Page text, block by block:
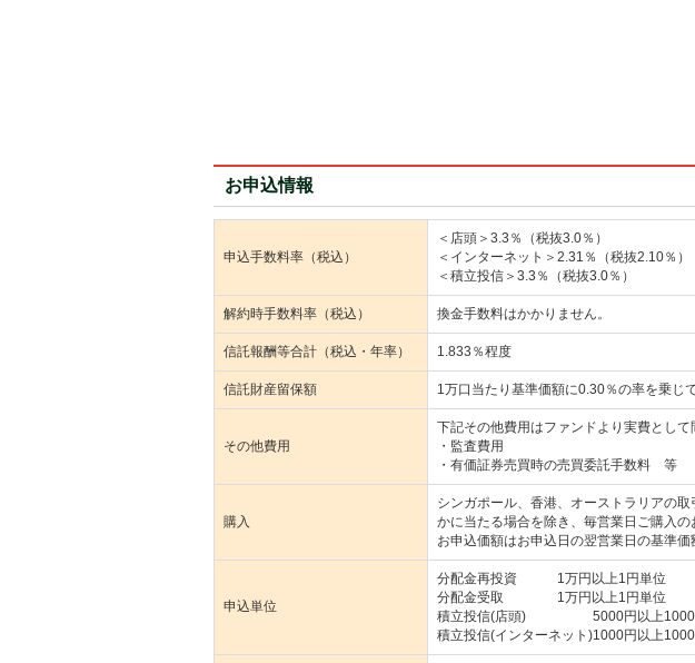
お申込情報
申込手数料率（税込）
＜店頭＞3.3％（税抜3.0％）
＜インターネット＞2.31％（税抜2.10％）
＜積立投信＞3.3％（税抜3.0％）
解約時手数料率（税込） 換金手数料はかかりません。
信託報酬等合計（税込・年率） 1.833％程度
信託財産留保額 1万口当たり基準価額に0.30％の率を乗じ
その他費用
下記その他費用はファンドより実費として
・監査費用
・有価証券売買時の売買委託手数料 等
購入
シンガポール、香港、オーストラリアの
かに当たる場合を除き、毎営業日ご購入の
お申込価額はお申込日の翌営業日の基準価
申込単位
分配金再投資 1万円以上1円単位
分配金受取 1万円以上1円単位
積立投信(店頭) 5000円以上1000
積立投信(インターネット)1000円以上